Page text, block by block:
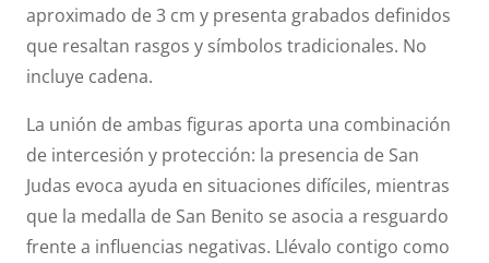
aproximado de 3 cm y presenta grabados definidos
que resaltan rasgos y símbolos tradicionales. No
incluye cadena.
La unión de ambas figuras aporta una combinación
de intercesión y protección: la presencia de San
Judas evoca ayuda en situaciones difíciles, mientras
que la medalla de San Benito se asocia a resguardo
frente a influencias negativas. Llévalo contigo como